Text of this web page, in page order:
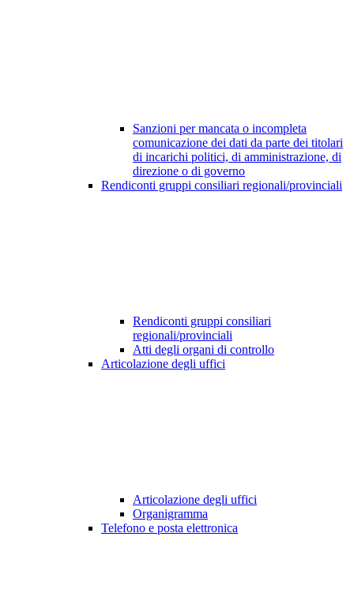
Sanzioni per mancata o incompleta
comunicazione dei dati da parte dei titolari
di incarichi politici, di amministrazione, di
direzione o di governo
Rendiconti gruppi consiliari regionali/provinciali
Rendiconti gruppi consiliari
regionali/provinciali
Atti degli organi di controllo
Articolazione degli uffici
Articolazione degli uffici
Organigramma
Telefono e posta elettronica